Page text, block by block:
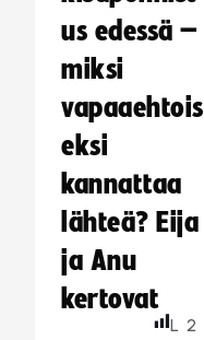
us edessä –
miksi
vapaaehtois
eksi
kannattaa
lähteä? Eija
ja Anu
kertovat
L 2